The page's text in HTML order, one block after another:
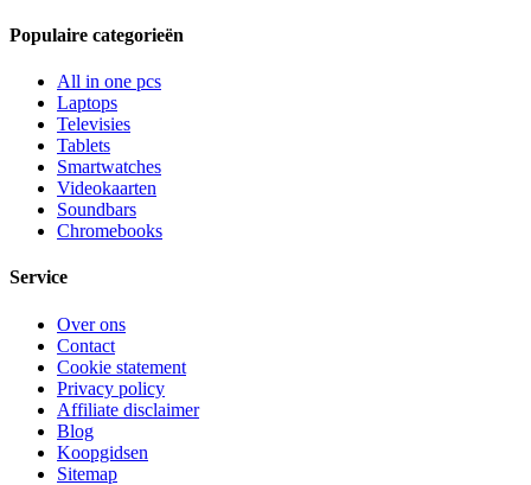
Populaire categorieën
All in one pcs
Laptops
Televisies
Tablets
Smartwatches
Videokaarten
Soundbars
Chromebooks
Service
Over ons
Contact
Cookie statement
Privacy policy
Affiliate disclaimer
Blog
Koopgidsen
Sitemap